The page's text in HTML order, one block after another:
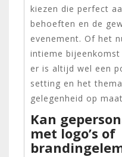
kiezen die perfect
behoeften en de
evenement. Of het
intieme
er is altijd wel een
setting en het
gelegenheid op
Kan
met logo’s of